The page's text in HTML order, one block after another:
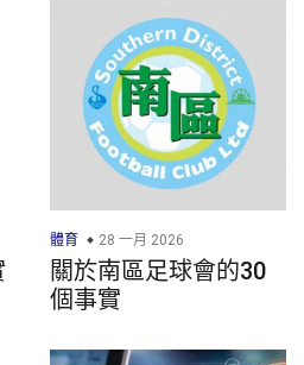
體育 28 一月 2026
關於南區足球會的30
個事實